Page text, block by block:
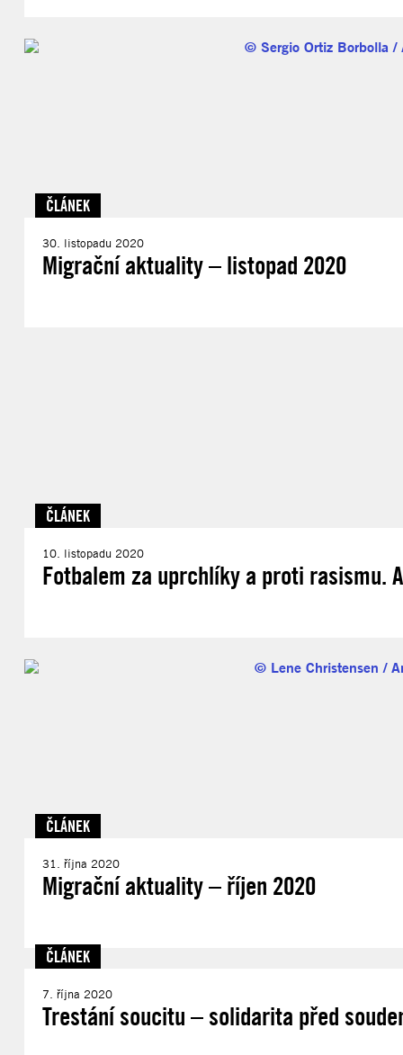
ČLÁNEK
30. listopadu 2020
Migrační aktuality – listopad 2020
ČLÁNEK
10. listopadu 2020
Fotbalem za uprchlíky a proti rasismu.
ČLÁNEK
31. října 2020
Migrační aktuality – říjen 2020
ČLÁNEK
7. října 2020
Trestání soucitu – solidarita před